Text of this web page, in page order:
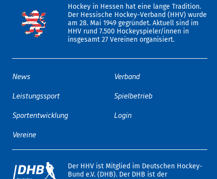
Hockey in Hessen hat eine lange Tradition.
Der Hessische Hockey-Verband (HHV) wurde
am 28. Mai 1949 gegründet. Aktuell sind im
HHV rund 7.500 Hockeyspieler/innen in
insgesamt 27 Vereinen organisiert.
News
Leistungssport
Sportentwicklung
Vereine
Verband
Spielbetrieb
Login
Der HHV ist Mitglied im Deutschen Hockey-
Bund e.V. (DHB). Der DHB ist der